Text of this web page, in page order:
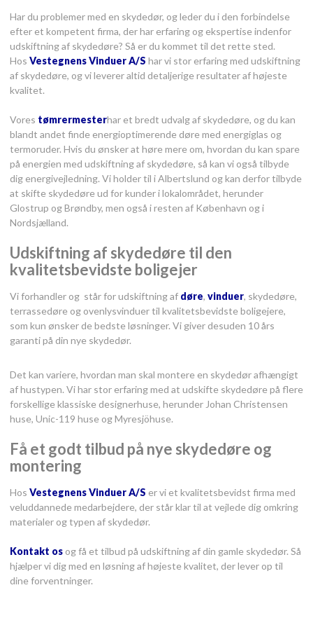
​Har du problemer med en skydedør, og leder du i den forbindelse
efter et kompetent firma, der har erfaring og ekspertise indenfor
udskiftning af skydedøre? Så er du kommet til det rette sted.
​Hos Vestegnens Vinduer A/S har vi stor erfaring med udskiftning
af skydedøre, og vi leverer altid detaljerige resultater af højeste
kvalitet.
Vores tømrermester​har et bredt udvalg af skydedøre, og du kan
blandt andet finde energioptimerende døre med energiglas og
termoruder. Hvis du ønsker at høre mere om, hvordan du kan spare
på energien med udskiftning af skydedøre, så kan vi også tilbyde
dig energivejledning. Vi holder til i Albertslund og kan derfor tilbyde
at skifte skydedøre ud for kunder i lokalområdet, herunder
Glostrup og Brøndby, men også i resten af København og i
Nordsjælland.
​Udskiftning af skydedøre til den
kvalitetsbevidste boligejer
Vi forhandler og står for udskiftning af døre, vinduer, skydedøre,
terrassedøre og ovenlysvinduer til kvalitetsbevidste boligejere,
som kun ønsker de bedste løsninger. Vi giver desuden 10 års
garanti på din nye skydedør.
Det kan variere, hvordan man skal montere en skydedør afhængigt
af hustypen. Vi har stor erfaring med at udskifte skydedøre på flere
forskellige klassiske designerhuse, herunder Johan Christensen
huse, Unic-119 huse og Myresjöhuse.​
Få et godt tilbud på nye skydedøre og
montering
Hos Vestegnens Vinduer A/S er vi et kvalitetsbevidst firma med
veluddannede ​medarbejdere, der står klar til at vejlede dig omkring
materialer og typen af skydedør.
Kontakt os og få et tilbud på udskiftning af din gamle skydedør. Så
hjælper vi dig med en løsning af højeste kvalitet, der lever op til
dine forventninger.